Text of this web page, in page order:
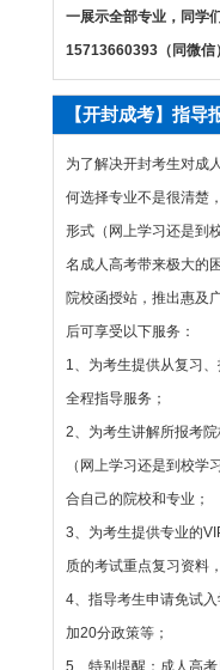
一展示全部专业，同学
15713660393（同微信）
【开封成考】指导
为了解决开封考生对成
何选择专业不是很清楚
形式（网上学习还是到
名成人高考带来极大的
院校函授站，推出惠及
后可享受以下服务：
1、为考生提供从复习
全程指导服务；
2、为考生讲解所报考
（网上学习还是到校
合自己的院校和专业；
3、为考生提供专业的
质的考试重点复习资料
4、指导考生申请免试
加20分政策等；